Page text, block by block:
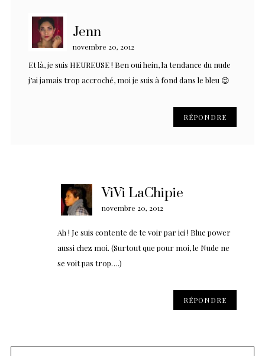
Jenn
novembre 20, 2012
Et là, je suis HEUREUSE ! Ben oui hein, la tendance du nude
j’ai jamais trop accroché, moi je suis à fond dans le bleu 😉
RÉPONDRE
ViVi LaChipie
novembre 20, 2012
Ah ! Je suis contente de te voir par ici ! Blue power
aussi chez moi. (Surtout que pour moi, le Nude ne
se voit pas trop….)
RÉPONDRE